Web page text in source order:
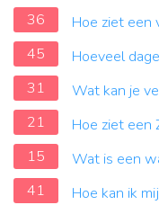
36
Hoe ziet een
45
Hoeveel
31
Wat kan je
21
Hoe ziet een
15
Wat is een
41
Hoe kan ik